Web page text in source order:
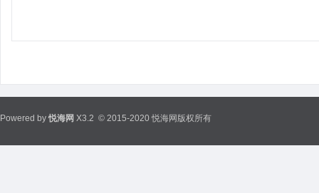
Powered by悦海网 X3.2 © 2015-2020 悦海网版权所有